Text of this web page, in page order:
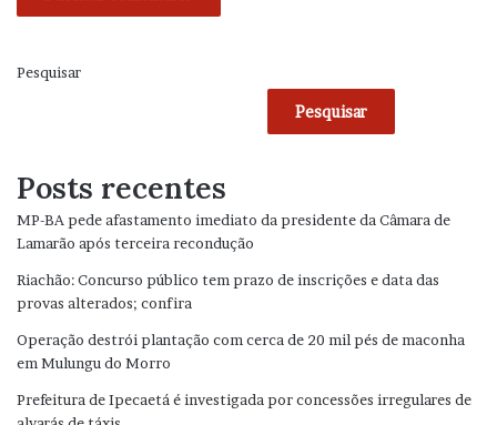
Pesquisar
Pesquisar
Posts recentes
MP-BA pede afastamento imediato da presidente da Câmara de
Lamarão após terceira recondução
Riachão: Concurso público tem prazo de inscrições e data das
provas alterados; confira
Operação destrói plantação com cerca de 20 mil pés de maconha
em Mulungu do Morro
Prefeitura de Ipecaetá é investigada por concessões irregulares de